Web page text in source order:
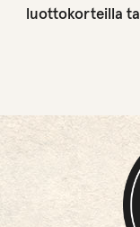
luottokorteilla